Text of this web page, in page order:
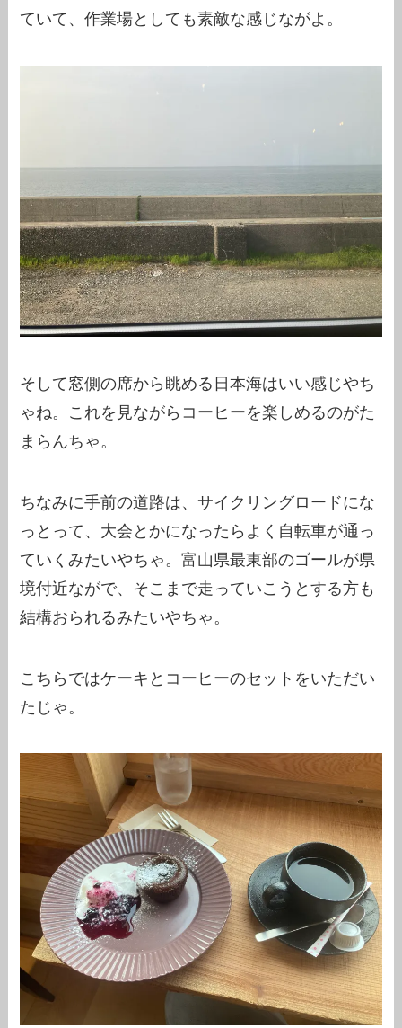
ていて、作業場としても素敵な感じながよ。
そして窓側の席から眺める日本海はいい感じやち
ゃね。これを見ながらコーヒーを楽しめるのがた
まらんちゃ。
ちなみに手前の道路は、サイクリングロードにな
っとって、大会とかになったらよく自転車が通っ
ていくみたいやちゃ。富山県最東部のゴールが県
境付近ながで、そこまで走っていこうとする方も
結構おられるみたいやちゃ。
こちらではケーキとコーヒーのセットをいただい
たじゃ。